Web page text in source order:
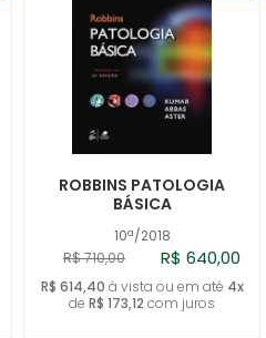
10ª/2018
ROBBINS PATOLOGIA
BÁSICA
R$ 710,00 R$ 640,00
R$ 614,40 à vista ou em até 4x
de R$ 173,12 com juros